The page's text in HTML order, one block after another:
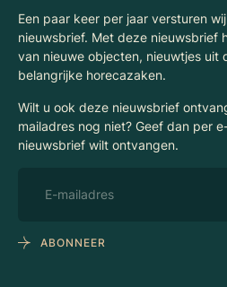
Een paar keer per jaar versturen
nieuwsbrief. Met deze nieuwsbrief
van nieuwe objecten, nieuwtjes uit
belangrijke horecazaken.
Wilt u ook deze nieuwsbrief
mailadres nog niet? Geef dan per
nieuwsbrief wilt ontvangen.
ABONNEER